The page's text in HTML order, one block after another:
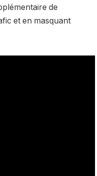
de
et en masquant